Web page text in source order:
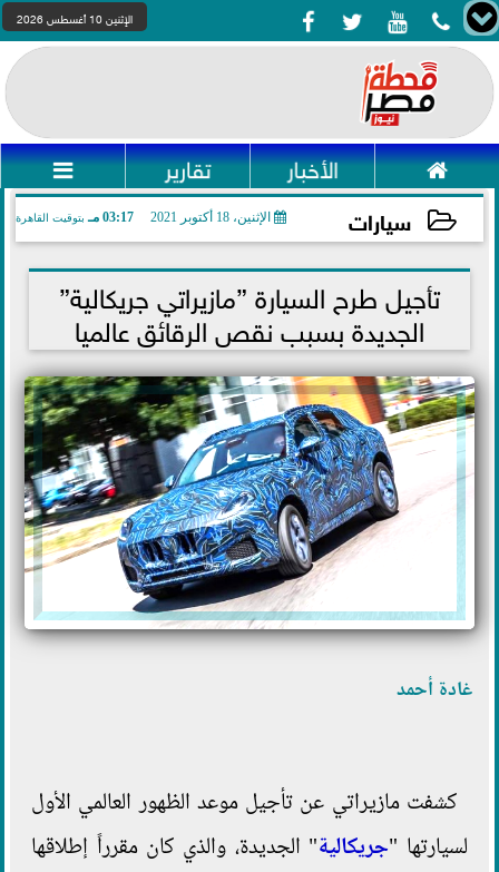
    الإثنين 10 أغسطس 2026
 الأخبار تقارير 
سيارات الإثنين، 18 أكتوبر 2021 03:17 مـ بتوقيت القاهرة
2021-10-18 15:17:25تأجيل طرح السيارة ”مازيراتي جريكالية”
الجديدة بسبب نقص الرقائق عالميا
غادة أحمد
كشفت مازيراتي عن تأجيل موعد الظهور العالمي الأول
لسيارتها "جريكالية" الجديدة، والذي كان مقرراً إطلاقها